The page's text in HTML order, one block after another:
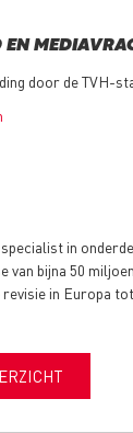
EN
door de TVH-
in
van bijna 50
in Europa